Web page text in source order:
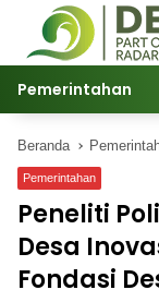
Langsung
konten
Pemerintahan
Beranda
Pemerintahan
Peneliti
Desa
Fondasi